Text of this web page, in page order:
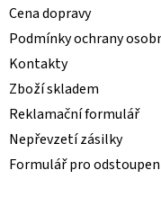
Cena dopravy
Podmínky ochrany
Kontakty
Zboží skladem
Reklamační formulář
Nepřevzetí zásilky
Formulář pro